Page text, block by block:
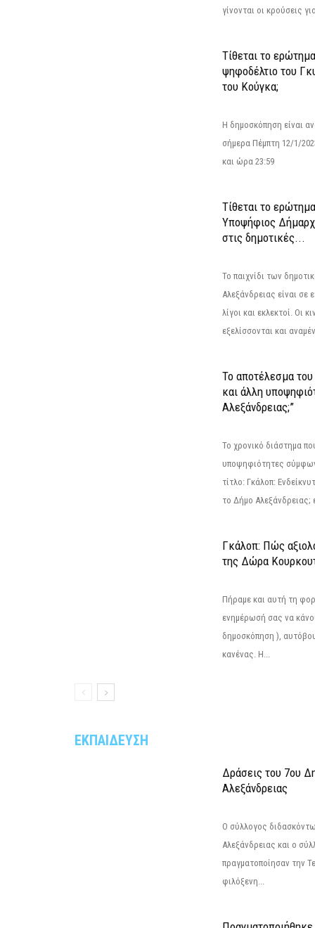
γίνονται οι κρούσεις
Τίθεται το
ψηφοδέλτιο του
του Κούγκα;
Η δημοσκόπηση είναι
σήμερα Πέμπτη 12/1/
και ώρα 23:59
Τίθεται το
Υποψήφιος
στις δημοτικές...
Το παιχνίδι των
Αλεξάνδρειας είναι σε
λίγοι και εκλεκτοί. Οι
εξελίσσονται και
Το αποτέλεσμα του
και άλλη
Αλεξάνδρειας;”
Το χρονικό διάστημα
υποψηφιότητες
τίτλο: Γκάλοπ:
το Δήμο Αλεξάνδρειας;
Γκάλοπ: Πώς
της Δώρα
Πήραμε και αυτή τη
ενημέρωσή σας να
δημοσκόπηση ),
κανένας. Η...
ΕΚΠΑΙΔΕΥΣΗ
Δράσεις του 7ου
Αλεξάνδρειας
Ο σύλλογος
Αλεξάνδρειας και ο
πραγματοποίησαν την
φιλόξενη...